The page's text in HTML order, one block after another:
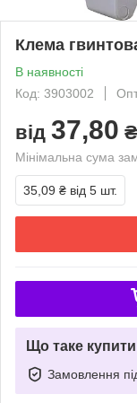
Клема
В наявності
Код: 3903002
від 37,80 ₴
Мінімальна сума
35,09 ₴ від 5 шт.
Що таке
Замовлення